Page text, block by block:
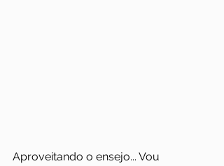
Aproveitando o ensejo... Vou